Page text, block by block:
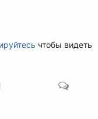
чтобы видеть